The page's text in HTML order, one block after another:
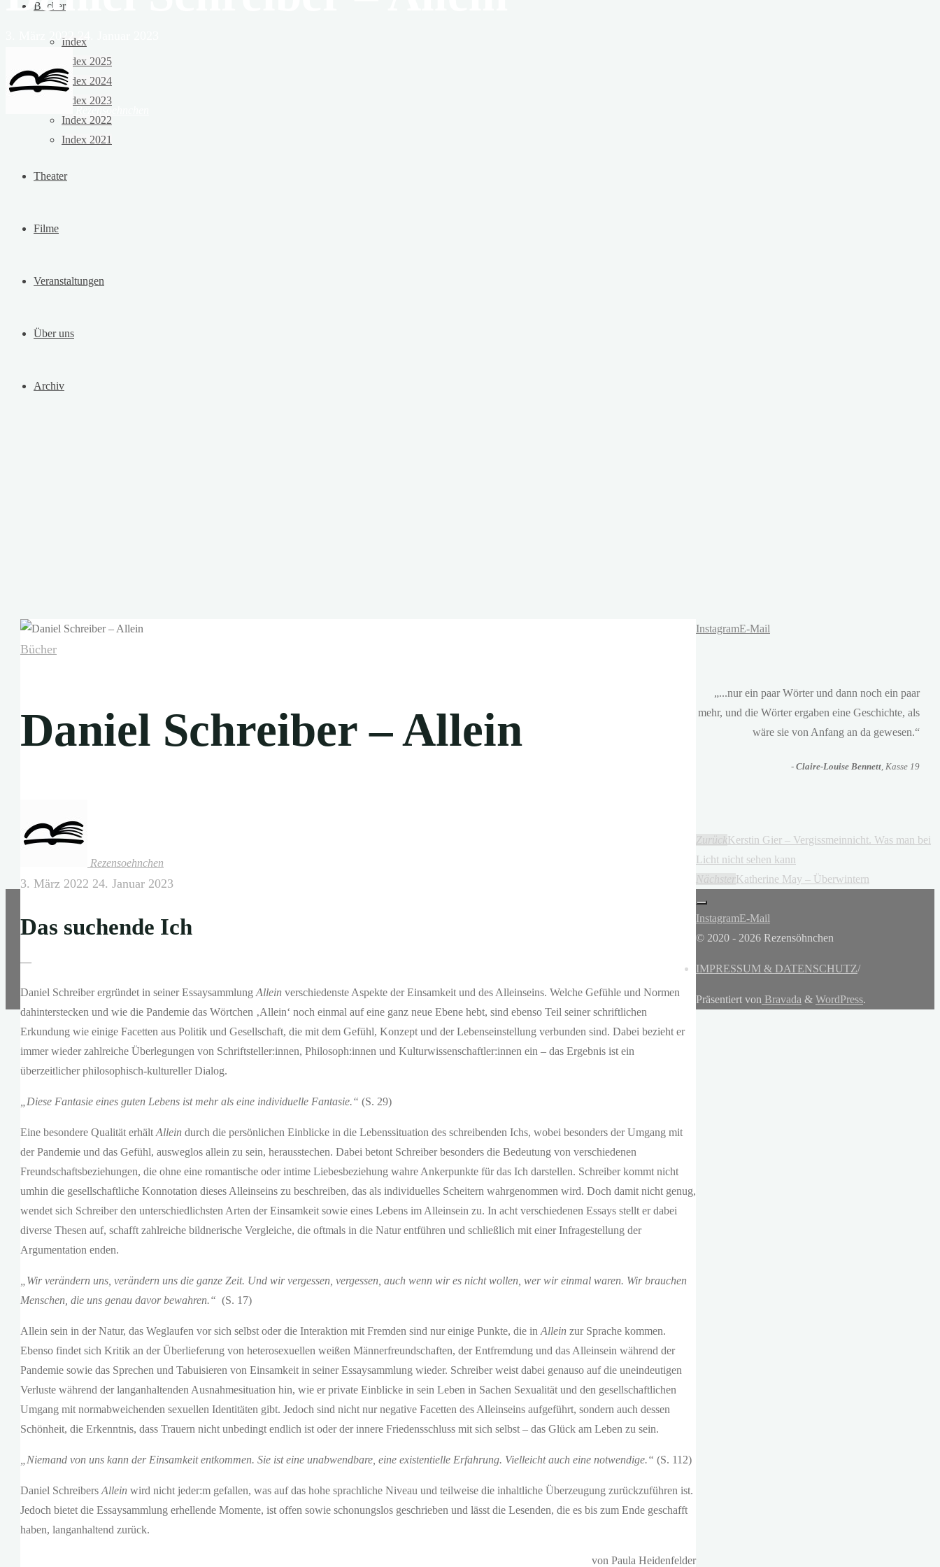
Bücher
Index
Index 2025
Index 2024
Index 2023
Index 2022
Index 2021
Theater
Filme
Veranstaltungen
Über uns
Archiv
3. März 2022
Bücher
Daniel Schreiber – Allein
Rezensoehnchen
3. März 2022 24. Januar 2023
Das suchende Ich
—
Daniel Schreiber ergründet in seiner Essaysammlung Allein verschiedenste Aspekte der Einsamkeit und des Alleinseins. Welche Gefühle und Normen
dahinterstecken und wie die Pandemie das Wörtchen ‚Allein‘ noch einmal auf eine ganz neue Ebene hebt, sind ebenso Teil seiner schriftlichen
Erkundung wie einige Facetten aus Politik und Gesellschaft, die mit dem Gefühl, Konzept und der Lebenseinstellung verbunden sind. Dabei bezieht er
immer wieder zahlreiche Überlegungen von Schriftsteller:innen, Philosoph:innen und Kulturwissenschaftler:innen ein – das Ergebnis ist ein
überzeitlicher philosophisch-kultureller Dialog.
„Diese Fantasie eines guten Lebens ist mehr als eine individuelle Fantasie.“ (S. 29)
Eine besondere Qualität erhält Allein durch die persönlichen Einblicke in die Lebenssituation des schreibenden Ichs, wobei besonders der Umgang mit
der Pandemie und das Gefühl, ausweglos allein zu sein, herausstechen. Dabei betont Schreiber besonders die Bedeutung von verschiedenen
Freundschaftsbeziehungen, die ohne eine romantische oder intime Liebesbeziehung wahre Ankerpunkte für das Ich darstellen. Schreiber kommt nicht
umhin die gesellschaftliche Konnotation dieses Alleinseins zu beschreiben, das als individuelles Scheitern wahrgenommen wird. Doch damit nicht genug,
wendet sich Schreiber den unterschiedlichsten Arten der Einsamkeit sowie eines Lebens im Alleinsein zu. In acht verschiedenen Essays stellt er dabei
diverse Thesen auf, schafft zahlreiche bildnerische Vergleiche, die oftmals in die Natur entführen und schließlich mit einer Infragestellung der
Argumentation enden.
„Wir verändern uns, verändern uns die ganze Zeit. Und wir vergessen, vergessen, auch wenn wir es nicht wollen, wer wir einmal waren. Wir brauchen
Menschen, die uns genau davor bewahren.“ (S. 17)
Allein sein in der Natur, das Weglaufen vor sich selbst oder die Interaktion mit Fremden sind nur einige Punkte, die in Allein zur Sprache kommen.
Ebenso findet sich Kritik an der Überlieferung von heterosexuellen weißen Männerfreundschaften, der Entfremdung und das Alleinsein während der
Pandemie sowie das Sprechen und Tabuisieren von Einsamkeit in seiner Essaysammlung wieder. Schreiber weist dabei genauso auf die uneindeutigen
Verluste während der langanhaltenden Ausnahmesituation hin, wie er private Einblicke in sein Leben in Sachen Sexualität und den gesellschaftlichen
Umgang mit normabweichenden sexuellen Identitäten gibt. Jedoch sind nicht nur negative Facetten des Alleinseins aufgeführt, sondern auch dessen
Schönheit, die Erkenntnis, dass Trauern nicht unbedingt endlich ist oder der innere Friedensschluss mit sich selbst – das Glück am Leben zu sein.
„Niemand von uns kann der Einsamkeit entkommen. Sie ist eine unabwendbare, eine existentielle Erfahrung. Vielleicht auch eine notwendige.“ (S. 112)
Daniel Schreibers Allein wird nicht jeder:m gefallen, was auf das hohe sprachliche Niveau und teilweise die inhaltliche Überzeugung zurückzuführen ist.
Jedoch bietet die Essaysammlung erhellende Momente, ist offen sowie schonungslos geschrieben und lässt die Lesenden, die es bis zum Ende geschafft
haben, langanhaltend zurück.
von Paula Heidenfelder
InstagramE-Mail
„...nur ein paar Wörter und dann noch ein paar
mehr, und die Wörter ergaben eine Geschichte, als
wäre sie von Anfang an da gewesen.“
- Claire-Louise Bennett, Kasse 19
ZurückKerstin Gier – Vergissmeinnicht. Was man bei
Licht nicht sehen kann
NächsterKatherine May – Überwintern
InstagramE-Mail
© 2020 - 2026 Rezensöhnchen
IMPRESSUM & DATENSCHUTZ/
Präsentiert von Bravada & WordPress.